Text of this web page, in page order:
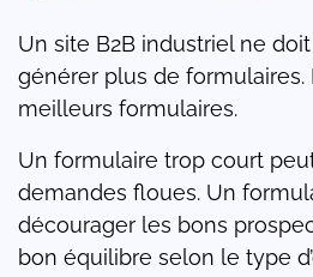
Un site B2B industriel ne
générer plus de formulaires.
meilleurs formulaires.
Un formulaire trop court
demandes floues. Un
décourager les bons
bon équilibre selon le type